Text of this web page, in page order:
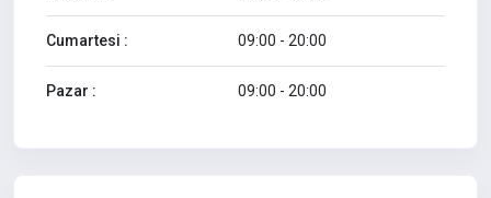
Cumartesi : 09:00 - 20:00
Pazar : 09:00 - 20:00